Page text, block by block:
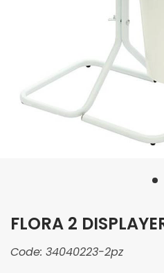
FLORA 2
Code: 34040223-2pz